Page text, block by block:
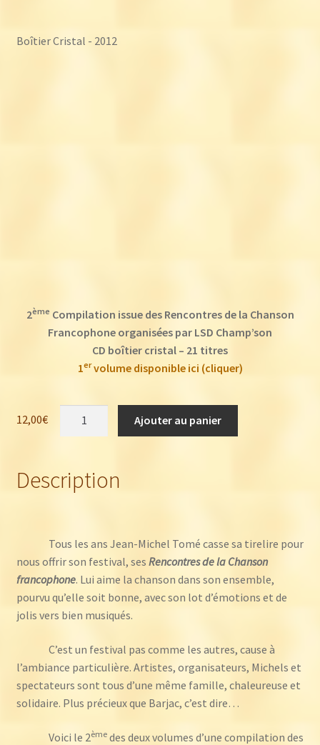
Boîtier Cristal - 2012
2ème Compilation issue des Rencontres de la Chanson
Francophone organisées par LSD Champ’son
CD boîtier cristal – 21 titres
1ervolume disponible ici (cliquer)
12,00€
la
Volume
Ajouter au panier
Description
Tous les ans Jean-Michel Tomé casse sa tirelire pour
nous offrir son festival, ses Rencontres de la Chanson
francophone. Lui aime la chanson dans son ensemble,
pourvu qu’elle soit bonne, avec son lot d’émotions et de
jolis vers bien musiqués.
C’est un festival pas comme les autres, cause à
l’ambiance particulière. Artistes, organisateurs, Michels et
spectateurs sont tous d’une même famille, chaleureuse et
solidaire. Plus précieux que Barjac, c’est dire…
Voici le 2èmedes deux volumes d’une compilation des